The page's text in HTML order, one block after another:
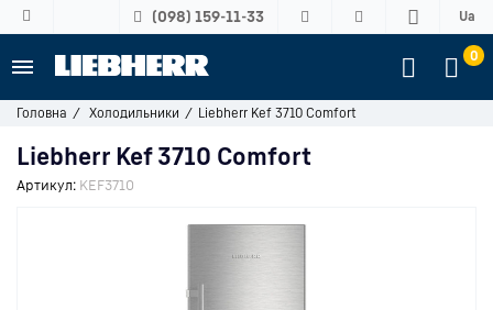
(098) 159-11-33 Ua
0
Головна Холодильники Liebherr Kef 3710 Comfort
Liebherr Kef 3710 Comfort
Артикул: KEF3710